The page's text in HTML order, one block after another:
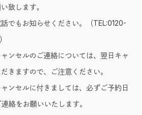
致します。
でもお知らせください。（TEL:0120-
ンセルのご連絡については、翌日キャ
きますので、ご注意ください。
ンセルに付きましては、必ずご予約日
絡をお願いいたします。